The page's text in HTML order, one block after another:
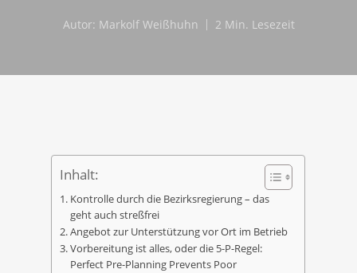
Autor: Markolf Weißhuhn 2 Min. Lesezeit
Inhalt:
Kontrolle durch die Bezirksregierung – das
geht auch streßfrei
Angebot zur Unterstützung vor Ort im Betrieb
Vorbereitung ist alles, oder die 5-P-Regel:
Perfect Pre-Planning Prevents Poor